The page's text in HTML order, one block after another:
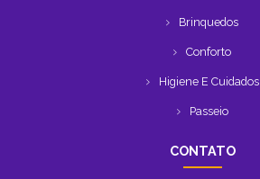
Brinquedos
Conforto
Higiene E Cuidados
Passeio
CONTATO